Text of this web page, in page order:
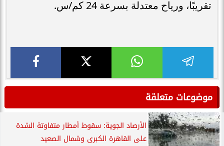
تقريبًا، ورياح معتدلة بسرعة 24 كم/س.
موضوعات متعلقة
الأرصاد الجوية: سقوط أمطار متفاوتة الشدة
على القاهرة الكبرى وشمال الصعيد